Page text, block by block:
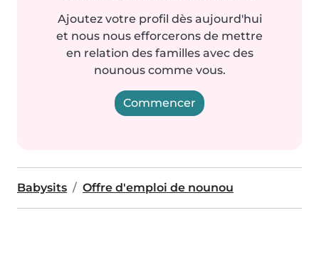
Ajoutez votre profil dès aujourd'hui
et nous nous efforcerons de mettre
en relation des familles avec des
nounous comme vous.
Commencer
Babysits Offre d'emploi de nounou